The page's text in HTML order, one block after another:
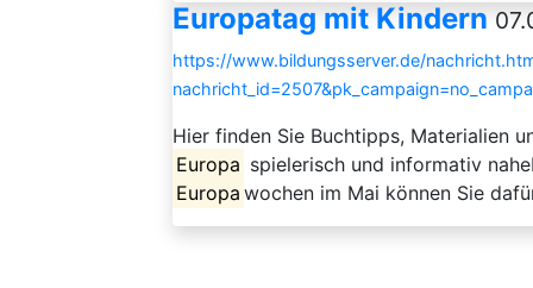
Europatag mit Kindern
https://www.bildungsserver.de/
Hier finden Sie Buchtipps, Materialien
Europa spielerisch und informativ
Europa wochen im Mai können Sie